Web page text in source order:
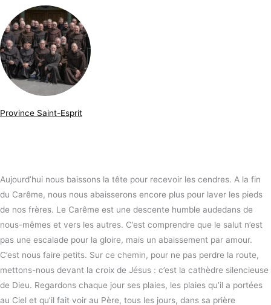
Province Saint-Esprit
Aujourd’hui nous baissons la tête pour recevoir les cendres. A la fin
du Carême, nous nous abaisserons encore plus pour laver les pieds
de nos frères. Le Carême est une descente humble audedans de
nous-mêmes et vers les autres. C’est comprendre que le salut n’est
pas une escalade pour la gloire, mais un abaissement par amour.
C’est nous faire petits. Sur ce chemin, pour ne pas perdre la route,
mettons-nous devant la croix de Jésus : c’est la cathèdre silencieuse
de Dieu. Regardons chaque jour ses plaies, les plaies qu’il a portées
au Ciel et qu’il fait voir au Père, tous les jours, dans sa prière